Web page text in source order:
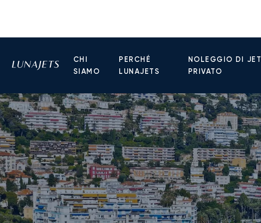
CHI
SIAMO
PERCHÉ
LUNAJETS
NOLEGGIO DI JET
PRIVATO